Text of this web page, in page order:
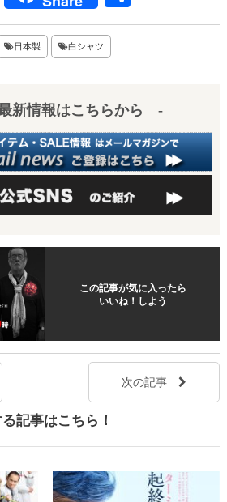
有
日本製 白シャツ
新情報はこちらから -
この記事が気に入ったら
いいね！しよう
次の記事
記事はこちら！